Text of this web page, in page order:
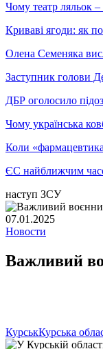
Чому театр ляльок
Криваві ягоди: як
Олена Семеняка
Заступник голови
ДБР оголосило
Чому українська
Коли
ЄС найближчим
наступ ЗСУ
07.01.2025
Новости
Важливий
КурськКурська